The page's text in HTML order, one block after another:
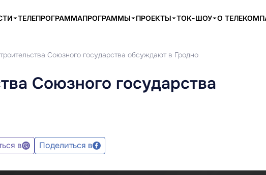
ТЕЛЕПРОГРАММАПРОГРАММЫ ПРОЕКТЫ ТОК-ШОУ О
Союзного государства обсуждают в Гродно
Союзного государства
в Поделиться в